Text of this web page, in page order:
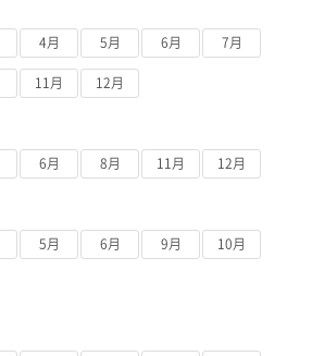
4月 5月 6月 7月
11月 12月
6月 8月 11月 12月
5月 6月 9月 10月